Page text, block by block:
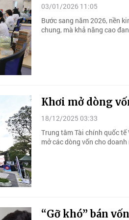
03/01/2026 11:05
Bước sang năm 2026, nền
chung, mà khả năng cao
Khơi mở dòng
18/12/2025 03:33
Trung tâm Tài chính quốc tế
mở các dòng vốn cho
“Gỡ khó” bán